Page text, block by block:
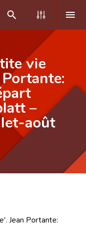
vie
–
août
Jean Portante: